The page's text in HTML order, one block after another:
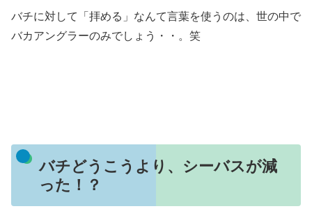
バチに対して「拝める」なんて言葉を使うのは、世の中で
バカアングラーのみでしょう・・。笑
バチどうこうより、シーバスが減
った！？